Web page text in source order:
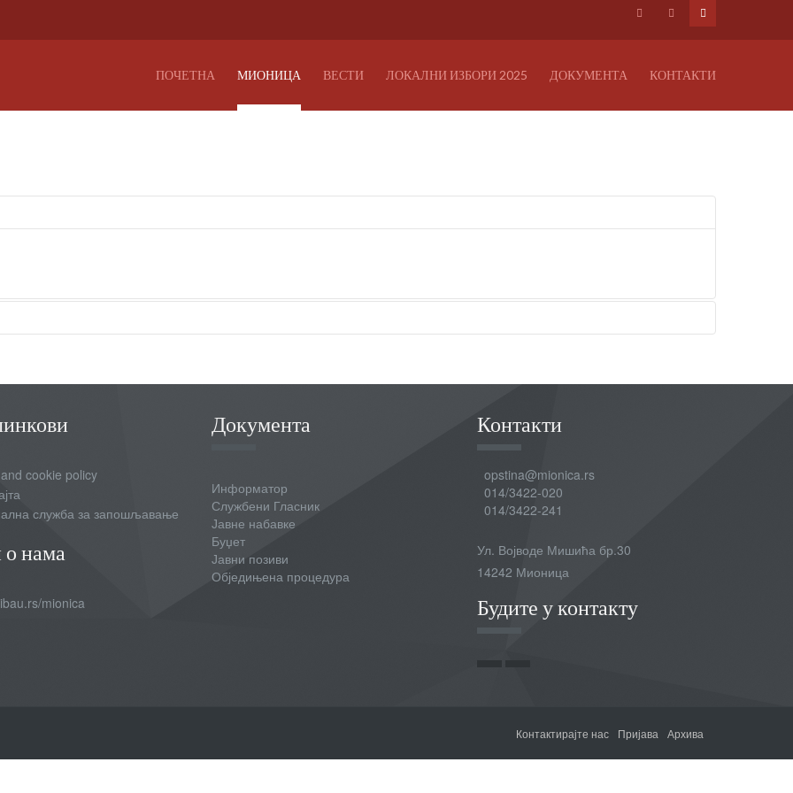
ПОЧЕТНА МИОНИЦА ВЕСТИ ЛОКАЛНИ ИЗБОРИ 2025 ДОКУМЕНТА КОНТАКТИ
cookie policy
служба за запошљавање
о нама
mionica
Документа
Информатор
Службени Гласник
Јавне набавке
Буџет
Јавни позиви
Обједињена процедура
Контакти
opstina@mionica.rs
014/3422-020
014/3422-241
Ул. Војводе Мишића бр.30
14242 Мионица
Будите у контакту
Контактирајте нас Пријава Архива